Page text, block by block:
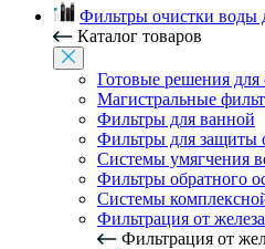
Фильтры очистки воды
Каталог товаров
Готовые решения
Магистральные
Фильтры для ванной
Фильтры для защиты
Системы умягчения
Фильтры обратного
Системы
Фильтрация от
Фильтрация от